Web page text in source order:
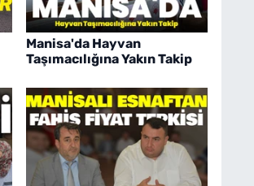
Manisa'da Hayvan
Taşımacılığına Yakın Takip